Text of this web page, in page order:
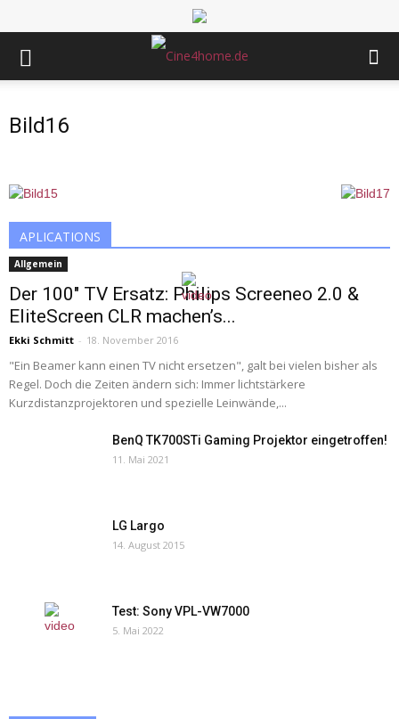
Bild16
APLICATIONS
Allgemein
Der 100″ TV Ersatz: Philips Screeneo 2.0 &
EliteScreen CLR machen’s...
Ekki Schmitt - 18. November 2016
"Ein Beamer kann einen TV nicht ersetzen", galt bei vielen bisher als
Regel. Doch die Zeiten ändern sich: Immer lichtstärkere
Kurzdistanzprojektoren und spezielle Leinwände,...
BenQ TK700STi Gaming Projektor eingetroffen!
11. Mai 2021
LG Largo
14. August 2015
Test: Sony VPL-VW7000
5. Mai 2022